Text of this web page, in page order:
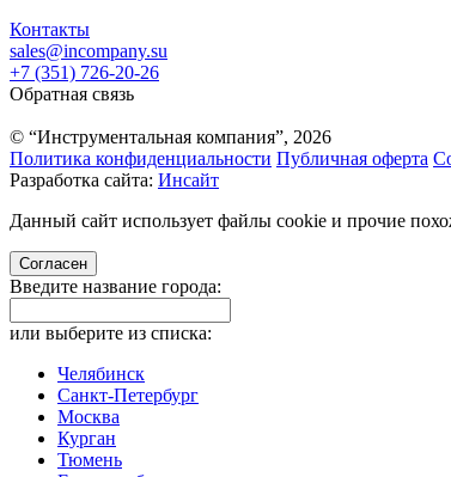
Контакты
sales@incompany.su
+7 (351) 726-20-26
Обратная связь
© “Инструментальная компания”, 2026
Политика конфиденциальности Публичная оферта
Разработка сайта: Инсайт
Данный сайт использует файлы cookie и прочие
Согласен
Введите название города:
или выберите из списка:
Челябинск
Санкт-Петербург
Москва
Курган
Тюмень